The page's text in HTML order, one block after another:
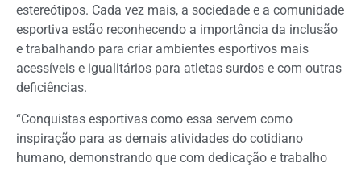
estereótipos. Cada vez mais, a sociedade e a comunidade
esportiva estão reconhecendo a importância da inclusão
e trabalhando para criar ambientes esportivos mais
acessíveis e igualitários para atletas surdos e com outras
deficiências.
“Conquistas esportivas como essa servem como
inspiração para as demais atividades do cotidiano
humano, demonstrando que com dedicação e trabalho